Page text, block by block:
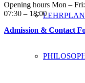
LEHRPLAN
Opening hours Mon – Fri:
07:30 – 18:00
Admission & Contact